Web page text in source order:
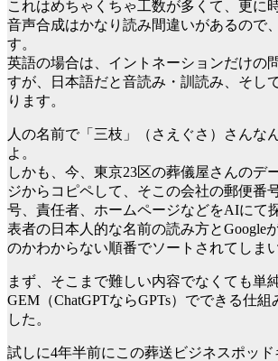
これはめちゃくちゃ工数が多くて、更に
音声合成はかなり読み間違いがあるので
す。
英語の場合は、イントネーションだけの
すが、日本語だと音読み・訓読み、そし
ります。
人の名前で「三枝」（さえぐさ）さんな
よ。
しかも、今、東京23区の葬儀屋さんのデ
ジからコピペして、そこの会社の郵便番
号、責任者、ホームページなどをAIにて
表者の日本人的な名前の読み方とGoogle
のかわからない順番でソートされてしま
まず、そこまで難しい内容でなくても単
GEM（ChatGPTならGPTs）でできる仕組
した。
試しに4年半前にこの葬送ビジネスポッ